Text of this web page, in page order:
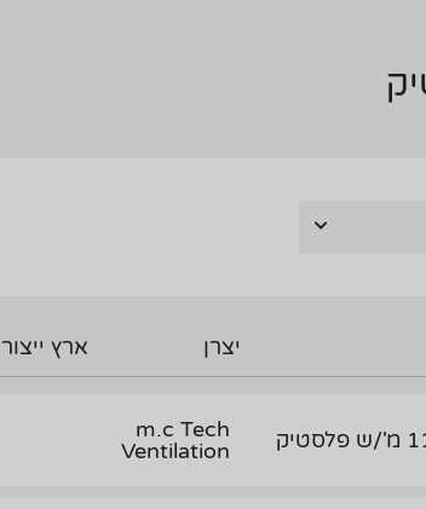
יצרן ארץ ייצור
m.c Tech
Ventilation